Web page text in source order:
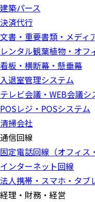
建築パース
決済代行
文書・重要書類・メディ
レンタル観葉植物・オフ
看板・横断幕・懸垂幕
入退室管理システム
テレビ会議・WEB会議シ
POSレジ・POSシステム
清掃会社
通信回線
固定電話回線（オフィス
インターネット回線
法人携帯・スマホ・タブ
経理・財務・経営